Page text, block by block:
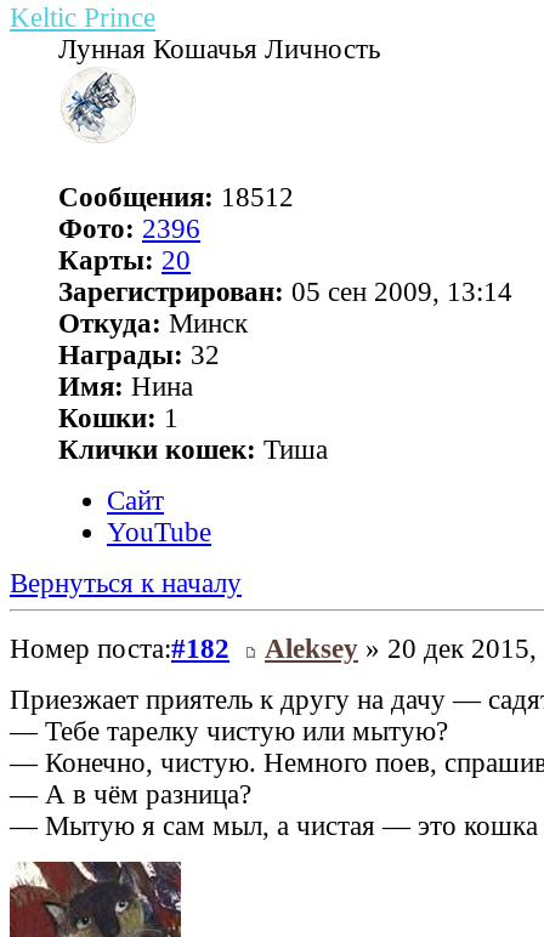
Keltic Prince
Лунная Кошачья Личность
Сообщения: 18512
Фото: 2396
Карты: 20
Зарегистрирован: 05 сен 2009, 13:14
Откуда: Минск
Награды: 32
Имя: Нина
Кошки: 1
Клички кошек: Тиша
Сайт
YouTube
Вернуться к началу
Номер поста:#182 Aleksey » 20 дек
Приезжает приятель к другу на дачу —
— Тебе тарелку чистую или мытую?
— Конечно, чистую. Немного поев,
— А в чём разница?
— Мытую я сам мыл, а чистая — это кошка